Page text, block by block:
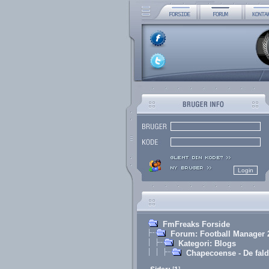
FmFreaks Forside
Forum: Football Manager
Kategori: Blogs
Chapecoense - De